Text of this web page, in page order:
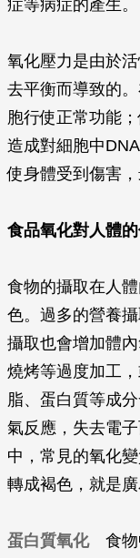
症等病症的產生。
氧化壓力是由於
去平衡而導致的
胞行使正常功能
造成對細胞中
使身體受到傷害
食品氧化對人體
食物的攝取在人
色。過多的營養
攝取也會增加體
燒烤等過度加工
脂、蛋白質等成
氣反應，失去電
中，常見的氧化
轉成褐色，就是廣
蛋白質氧化食物